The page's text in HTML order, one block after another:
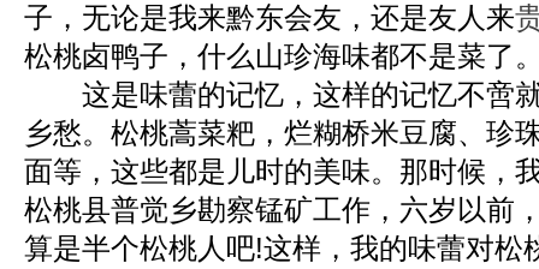
子，无论是我来黔东会友，还是友人来
松桃卤鸭子，什么山珍海味都不是菜了
这是味蕾的记忆，这样的记忆不啻
乡愁。松桃蒿菜粑，烂糊桥米豆腐、珍
面等，这些都是儿时的美味。那时候，
松桃县普觉乡勘察锰矿工作，六岁以前
算是半个松桃人吧!这样，我的味蕾对松